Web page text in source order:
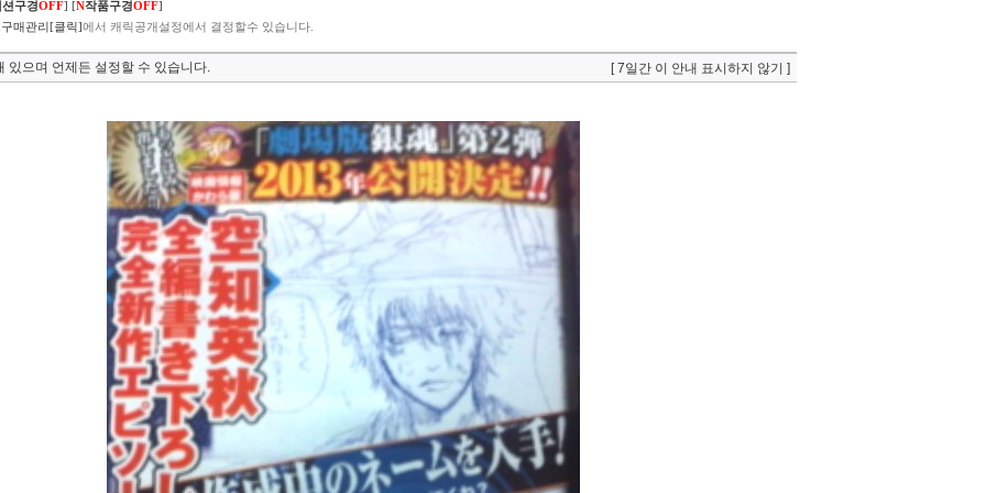
구경OFF] [N작품구경OFF]
매관리[클릭]에서 캐릭공개설정에서 결정할수 있습니다.
있으며 언제든 설정할 수 있습니다. [ 7일간 이 안내 표시하지 않기 ]